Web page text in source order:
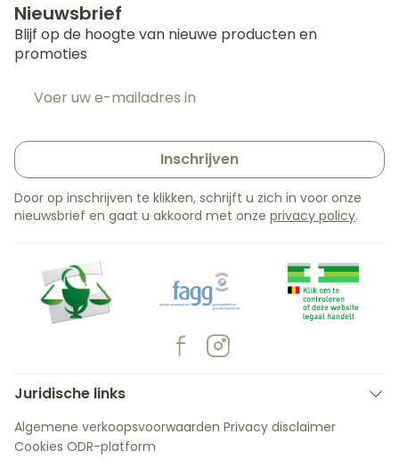
Nieuwsbrief
Blijf op de hoogte van nieuwe producten en
promoties
Inschrijven
Door op inschrijven te klikken, schrijft u zich in voor onze
nieuwsbrief en gaat u akkoord met onze privacy policy.
Juridische links
Algemene verkoopsvoorwaarden Privacy disclaimer
Cookies ODR-platform